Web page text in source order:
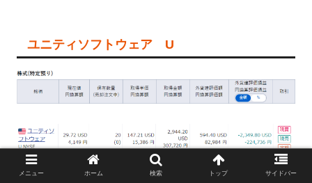
ユニティソフトウェア U
SBI証券より（2023年5月31日現在）
メニュー ホーム 検索 トップ サイドバー